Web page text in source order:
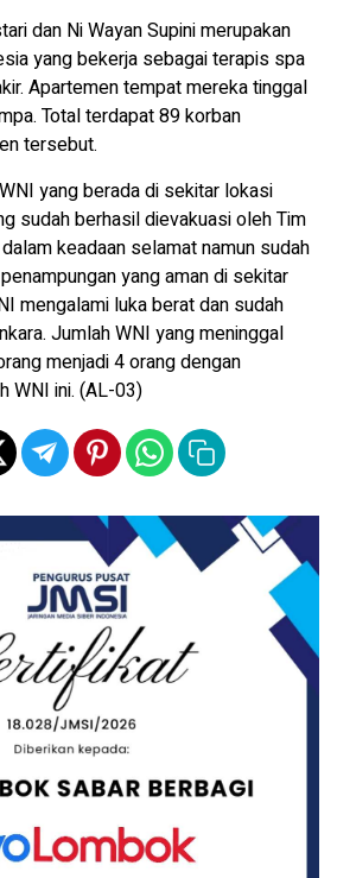
dan Ni Wayan Supini merupakan
yang bekerja sebagai terapis spa
Apartemen tempat mereka tinggal
Total terdapat 89 korban
tersebut.
yang berada di sekitar lokasi
sudah berhasil dievakuasi oleh Tim
keadaan selamat namun sudah
yang aman di sekitar
mengalami luka berat dan sudah
Jumlah WNI yang meninggal
menjadi 4 orang dengan
WNI ini.​ (AL-03)